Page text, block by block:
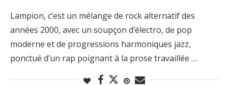
Lampion, c’est un mélange de rock alternatif des
années 2000, avec un soupçon d’électro, de pop
moderne et de progressions harmoniques jazz,
ponctué d’un rap poignant à la prose travaillée …